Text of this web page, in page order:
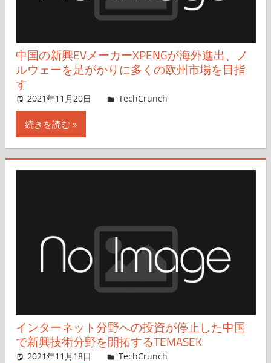
中国の新興EVメーカーXPENGが海外進出、ノ
ルウェーを足がかりに多くの欧州市場を目指
す
2021年11月20日 Rita Liao,Nariko Mizoguchi
TechCrunch
続きを読む
インターネット分野への投資が停止した中国
で新興技術分野を開拓するTEMASEK
2021年11月18日 Rita Liao,Nariko Mizoguchi
TechCrunch